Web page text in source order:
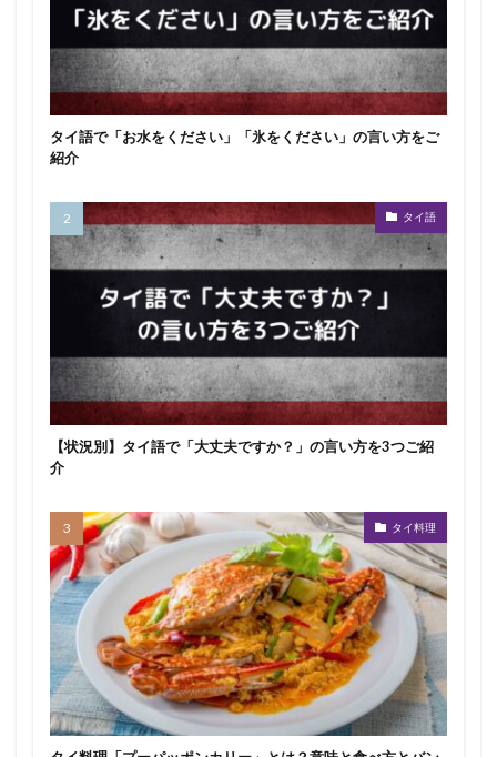
タイ語で「お水をください」「氷をください」の言い方をご
紹介
タイ語
【状況別】タイ語で「大丈夫ですか？」の言い方を3つご紹
介
タイ料理